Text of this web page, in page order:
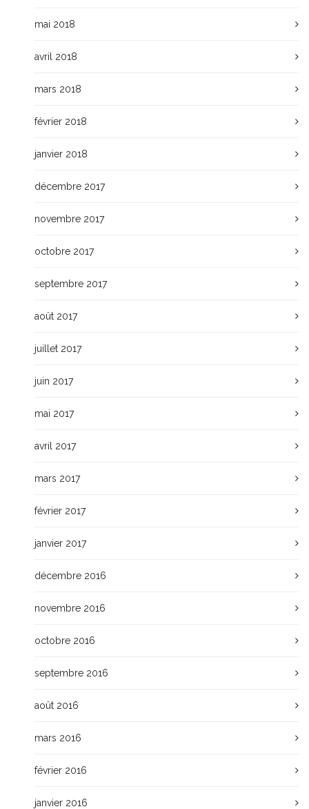
mai 2018
avril 2018
mars 2018
février 2018
janvier 2018
décembre 2017
novembre 2017
octobre 2017
septembre 2017
août 2017
juillet 2017
juin 2017
mai 2017
avril 2017
mars 2017
février 2017
janvier 2017
décembre 2016
novembre 2016
octobre 2016
septembre 2016
août 2016
mars 2016
février 2016
janvier 2016